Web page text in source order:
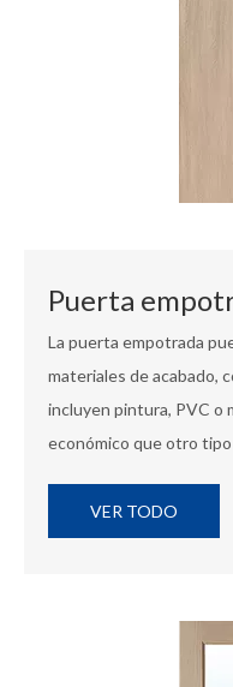
Puerta
La puerta empotrada
materiales de acabado,
incluyen pintura, PVC o
económico que otro
VER TODO